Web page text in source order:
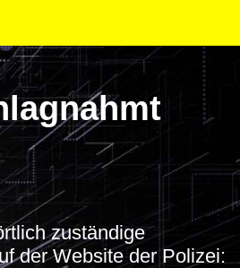
zuständige
der Website der Polizei: